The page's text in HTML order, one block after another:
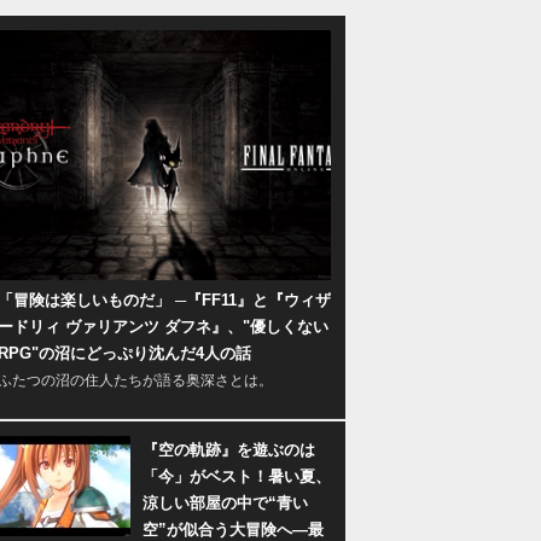
冒険は楽しいものだ」 ─『FF11』と『ウィザ
ドリィ ヴァリアンツ ダフネ』、"優しくない
の沼にどっぷり沈んだ4人の話
たつの沼の住人たちが語る奥深さとは。
『空の軌跡』を遊ぶのは
「今」がベスト！暑い夏、
涼しい部屋の中で“青い
空”が似合う大冒険へ―最